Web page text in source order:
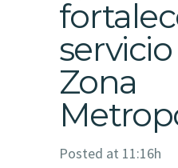
Zona
Posted at 11:16h